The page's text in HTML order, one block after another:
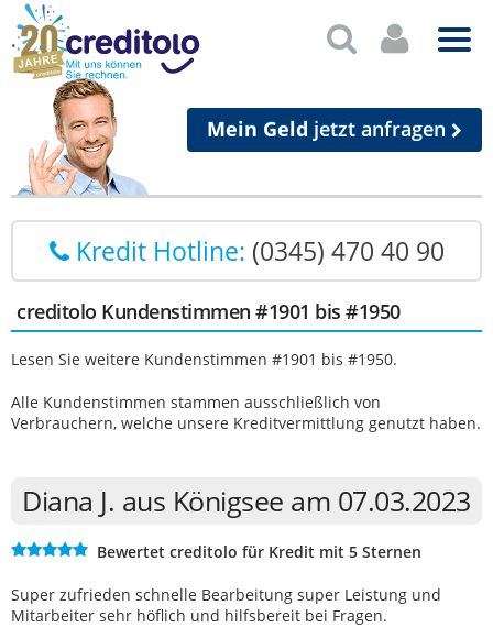
Mein Geld jetzt anfragen
Kredit Hotline: (0345) 470 40 90
creditolo Kundenstimmen #1901 bis #1950
Lesen Sie weitere Kundenstimmen #1901 bis #1950.
Alle Kundenstimmen stammen ausschließlich von
Verbrauchern, welche unsere Kreditvermittlung genutzt haben.
Diana J. aus Königsee am 07.03.2023
Bewertet creditolo für Kredit mit 5 Sternen
Super zufrieden schnelle Bearbeitung super Leistung und
Mitarbeiter sehr höflich und hilfsbereit bei Fragen.